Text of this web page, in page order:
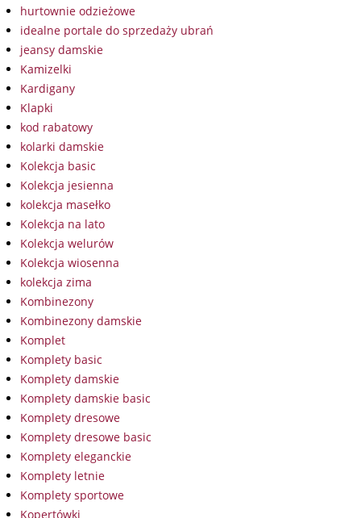
hurtownie odzieżowe
idealne portale do sprzedaży ubrań
jeansy damskie
Kamizelki
Kardigany
Klapki
kod rabatowy
kolarki damskie
Kolekcja basic
Kolekcja jesienna
kolekcja masełko
Kolekcja na lato
Kolekcja welurów
Kolekcja wiosenna
kolekcja zima
Kombinezony
Kombinezony damskie
Komplet
Komplety basic
Komplety damskie
Komplety damskie basic
Komplety dresowe
Komplety dresowe basic
Komplety eleganckie
Komplety letnie
Komplety sportowe
Kopertówki